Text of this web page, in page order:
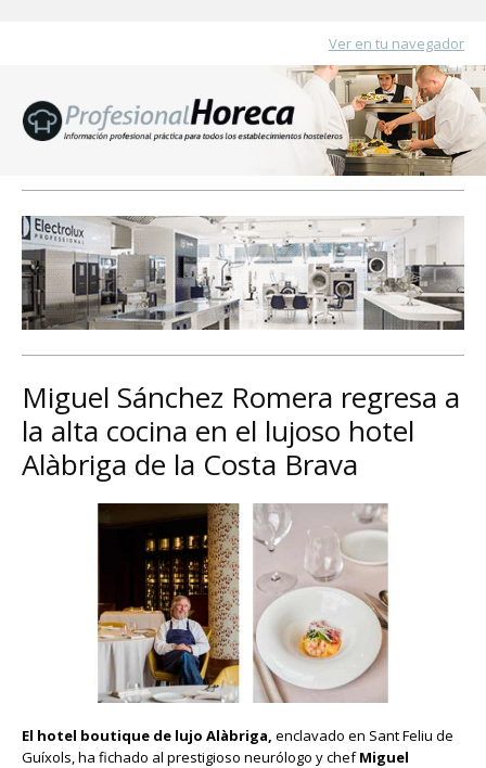
Ver en tu navegador
Miguel Sánchez Romera regresa a
la alta cocina en el lujoso hotel
Alàbriga de la Costa Brava
El hotel boutique de lujo Alàbriga, enclavado en Sant Feliu de
Guíxols, ha fichado al prestigioso neurólogo y chefMiguel